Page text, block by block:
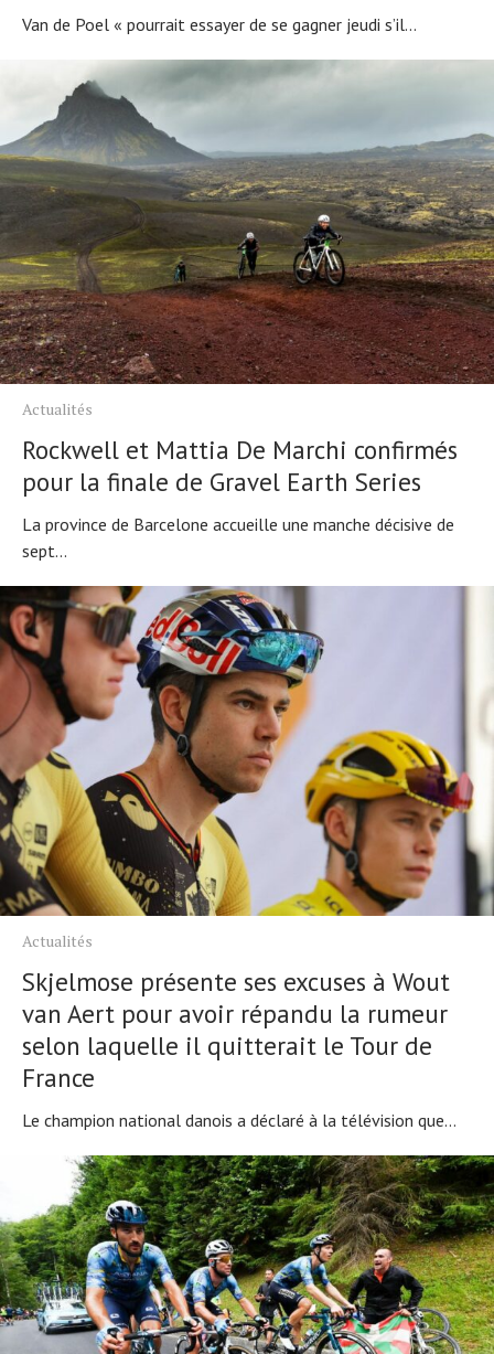
Van de Poel « pourrait essayer de se gagner jeudi s’il...
Actualités
Rockwell et Mattia De Marchi confirmés
pour la finale de Gravel Earth Series
La province de Barcelone accueille une manche décisive de
sept...
Actualités
Skjelmose présente ses excuses à Wout
van Aert pour avoir répandu la rumeur
selon laquelle il quitterait le Tour de
France
Le champion national danois a déclaré à la télévision que...